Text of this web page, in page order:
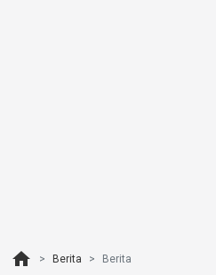
home Berita Berita